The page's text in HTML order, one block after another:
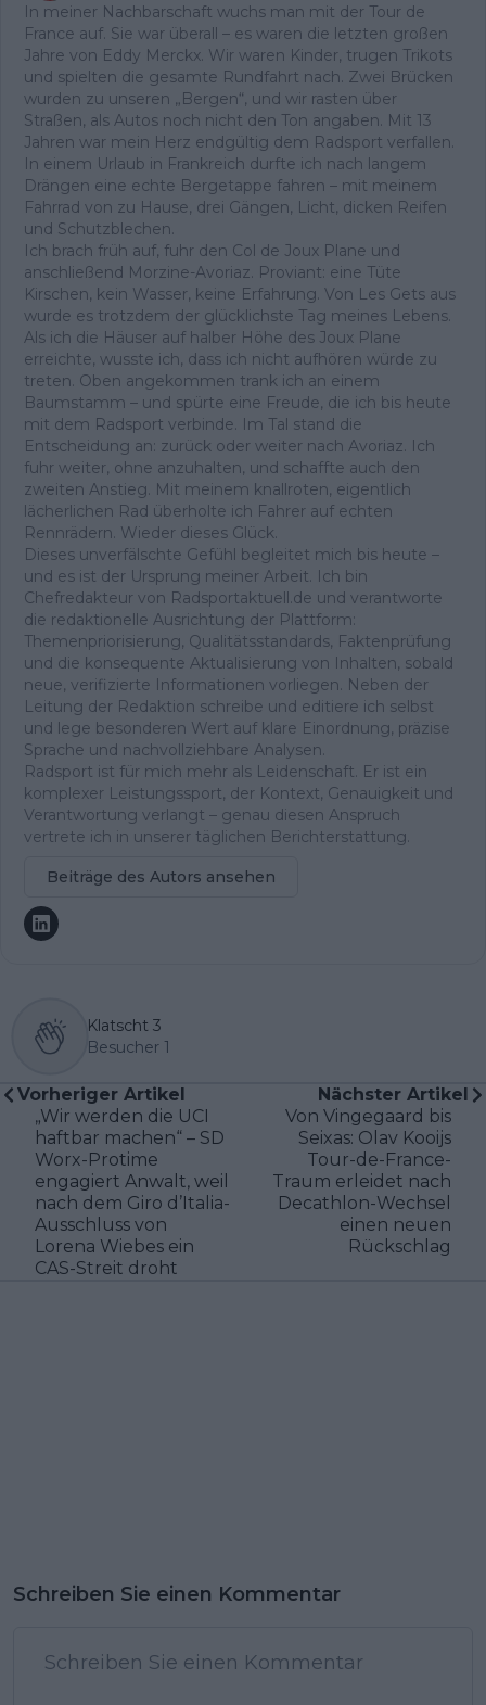
In meiner Nachbarschaft wuchs man mit der Tour de
France auf. Sie war überall – es waren die letzten großen
Jahre von Eddy Merckx. Wir waren Kinder, trugen Trikots
und spielten die gesamte Rundfahrt nach. Zwei Brücken
wurden zu unseren „Bergen“, und wir rasten über
Straßen, als Autos noch nicht den Ton angaben. Mit 13
Jahren war mein Herz endgültig dem Radsport verfallen.
In einem Urlaub in Frankreich durfte ich nach langem
Drängen eine echte Bergetappe fahren – mit meinem
Fahrrad von zu Hause, drei Gängen, Licht, dicken Reifen
und Schutzblechen.
Ich brach früh auf, fuhr den Col de Joux Plane und
anschließend Morzine-Avoriaz. Proviant: eine Tüte
Kirschen, kein Wasser, keine Erfahrung. Von Les Gets aus
wurde es trotzdem der glücklichste Tag meines Lebens.
Als ich die Häuser auf halber Höhe des Joux Plane
erreichte, wusste ich, dass ich nicht aufhören würde zu
treten. Oben angekommen trank ich an einem
Baumstamm – und spürte eine Freude, die ich bis heute
mit dem Radsport verbinde. Im Tal stand die
Entscheidung an: zurück oder weiter nach Avoriaz. Ich
fuhr weiter, ohne anzuhalten, und schaffte auch den
zweiten Anstieg. Mit meinem knallroten, eigentlich
lächerlichen Rad überholte ich Fahrer auf echten
Rennrädern. Wieder dieses Glück.
Dieses unverfälschte Gefühl begleitet mich bis heute –
und es ist der Ursprung meiner Arbeit. Ich bin
Chefredakteur von Radsportaktuell.de und verantworte
die redaktionelle Ausrichtung der Plattform:
Themenpriorisierung, Qualitätsstandards, Faktenprüfung
und die konsequente Aktualisierung von Inhalten, sobald
neue, verifizierte Informationen vorliegen. Neben der
Leitung der Redaktion schreibe und editiere ich selbst
und lege besonderen Wert auf klare Einordnung, präzise
Sprache und nachvollziehbare Analysen.
Radsport ist für mich mehr als Leidenschaft. Er ist ein
komplexer Leistungssport, der Kontext, Genauigkeit und
Verantwortung verlangt – genau diesen Anspruch
vertrete ich in unserer täglichen Berichterstattung.
Beiträge des Autors ansehen
Klatscht 3
Besucher 1
Vorheriger Artikel
„Wir werden die UCI
haftbar machen“ – SD
Worx-Protime
engagiert Anwalt, weil
nach dem Giro d’Italia-
Ausschluss von
Lorena Wiebes ein
CAS-Streit droht
Nächster Artikel
Von Vingegaard bis
Seixas: Olav Kooijs
Tour-de-France-
Traum erleidet nach
Decathlon-Wechsel
einen neuen
Rückschlag
Schreiben Sie einen Kommentar